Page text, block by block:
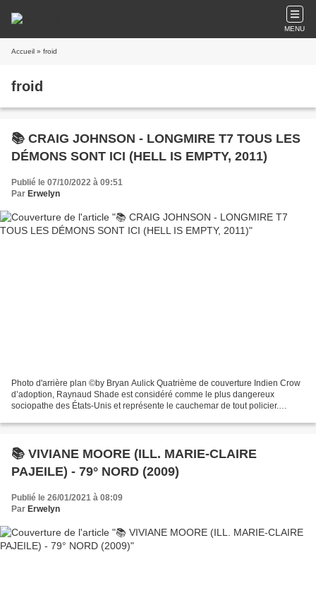
MENU
Accueil » froid
froid
📚 CRAIG JOHNSON - LONGMIRE T7 TOUS LES
DÉMONS SONT ICI (HELL IS EMPTY, 2011)
Publié le 07/10/2022 à 09:51
Par Erwelyn
Photo d'arrière plan ©by Bryan Aulick Quatrième de couverture Indien Crow
d’adoption, Raynaud Shade est considéré comme le plus dangereux
sociopathe des États-Unis et représente le cauchemar de tout policier.
📚 VIVIANE MOORE (ILL. MARIE-CLAIRE
PAJEILE) - 79° NORD (2009)
Publié le 26/01/2021 à 08:09
Par Erwelyn